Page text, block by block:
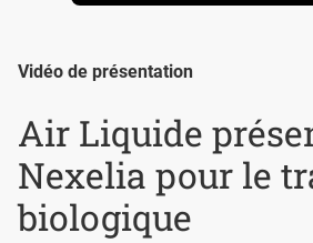
Vidéo de présentation
Air Liquide
Nexelia pour le
biologique